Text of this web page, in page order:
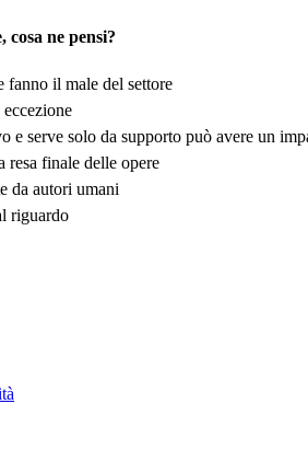
ne pensi?
il male del settore
e serve solo da supporto può avere un
resa finale delle opere
da autori umani
riguardo